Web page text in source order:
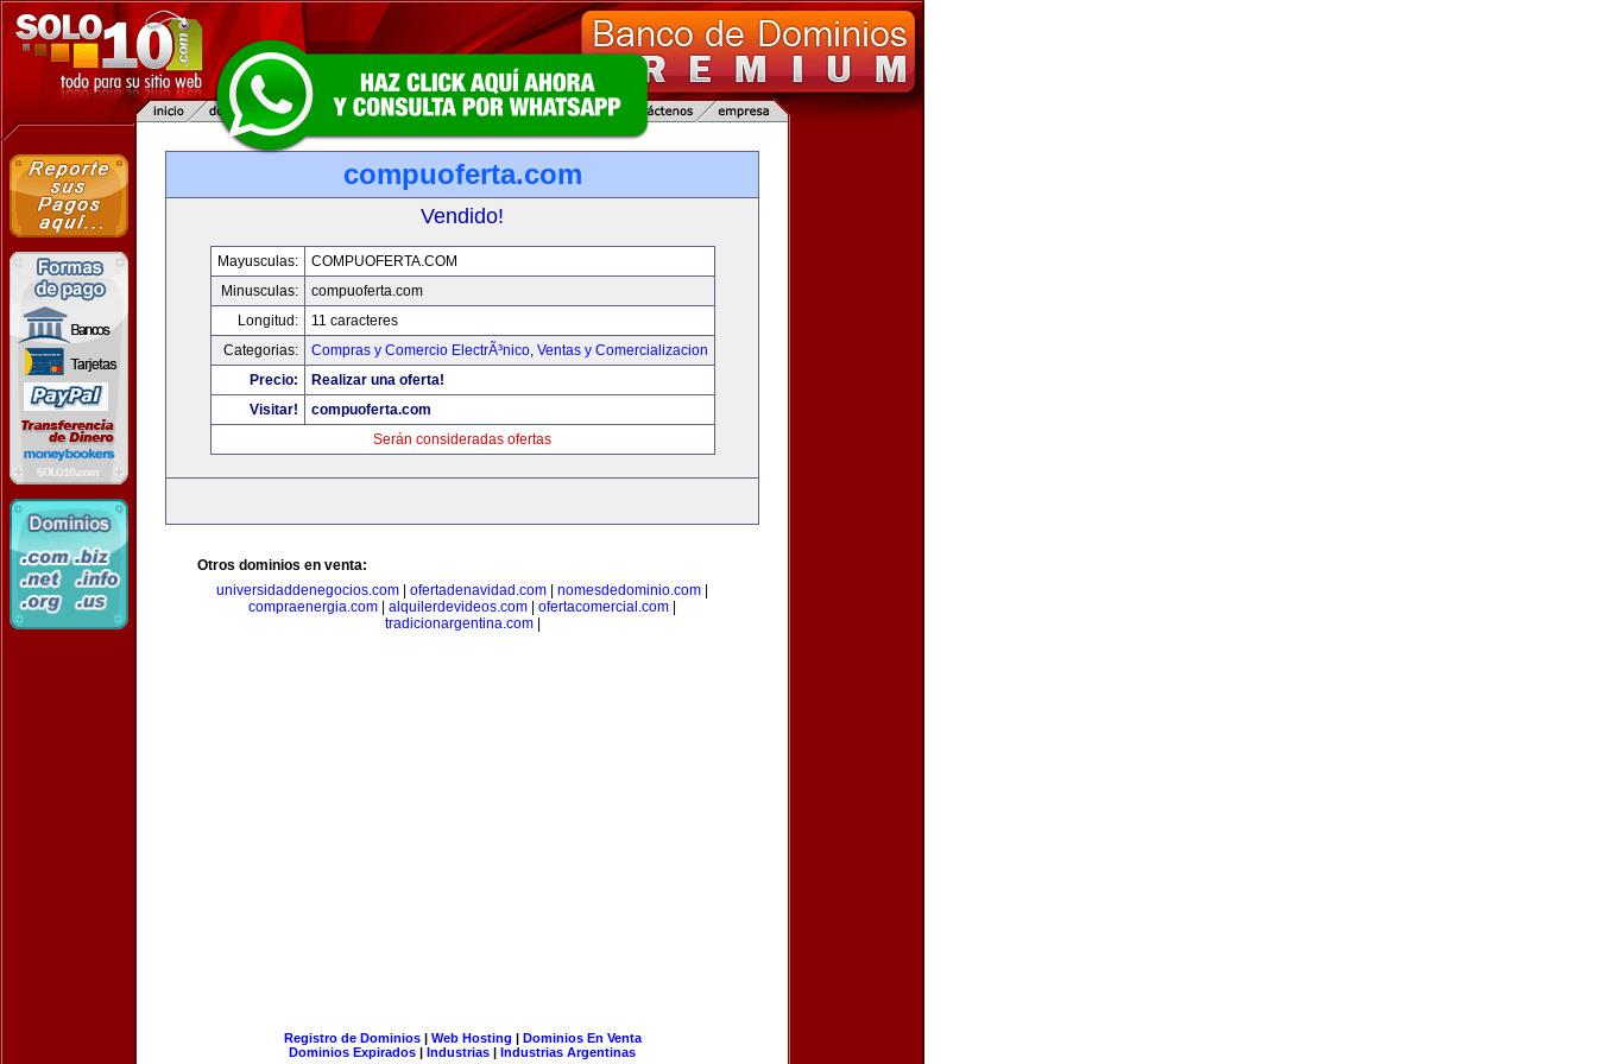
compuoferta.com
Vendido!
Mayusculas:
COMPUOFERTA.COM
Minusculas:
compuoferta.com
Longitud:
11 caracteres
Categorias:
Compras y Comercio ElectrÃ³nico, Ventas y Comercializacion
Precio:
Realizar una oferta!
Visitar!
compuoferta.com
Serán consideradas ofertas
Otros dominios en venta:
universidaddenegocios.com
ofertadenavidad.com nomesdedominio.com
compraenergia.com
alquilerdevideos.com ofertacomercial.com
tradicionargentina.com|
Registro de Dominios| Web Hosting | Dominios En Venta
Dominios Expirados | Industrias | Industrias Argentinas